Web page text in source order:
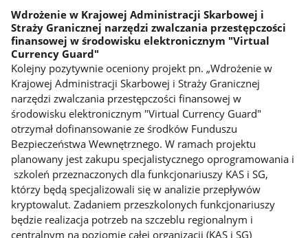
Wdrożenie w Krajowej Administracji Skarbowej i
Straży Granicznej narzędzi zwalczania przestępczości
finansowej w środowisku elektronicznym "Virtual
Currency Guard"
Kolejny pozytywnie oceniony projekt pn. „Wdrożenie w
Krajowej Administracji Skarbowej i Straży Granicznej
narzędzi zwalczania przestępczości finansowej w
środowisku elektronicznym "Virtual Currency Guard"
otrzymał dofinansowanie ze środków Funduszu
Bezpieczeństwa Wewnętrznego. W ramach projektu
planowany jest zakupu specjalistycznego oprogramowania i
szkoleń przeznaczonych dla funkcjonariuszy KAS i SG,
którzy będą specjalizowali się w analizie przepływów
kryptowalut. Zadaniem przeszkolonych funkcjonariuszy
będzie realizacja potrzeb na szczeblu regionalnym i
centralnym na poziomie całej organizacji (KAS i SG)